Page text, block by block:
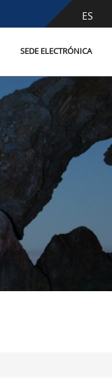
ES
CA
SEDE ELECTRÓNICA